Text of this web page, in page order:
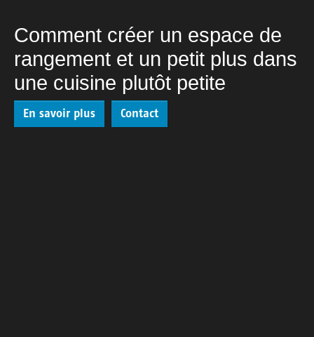
Comment créer un espace de
rangement et un petit plus dans
une cuisine plutôt petite
En savoir plus Contact